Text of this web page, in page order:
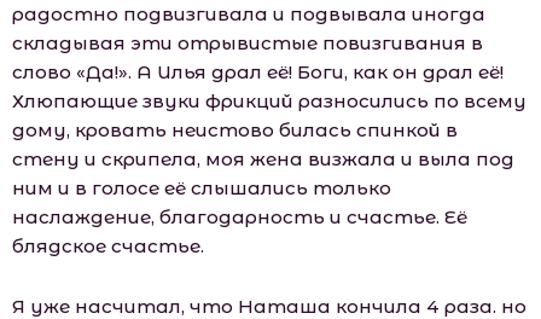
радостно подвизгивала и подвывала иногда
складывая эти отрывистые повизгивания в
слово «Да!». А Илья драл её! Боги, как он драл её!
Хлюпающие звуки фрикций разносились по всему
дому, кровать неистово билась спинкой в
стену и скрипела, моя жена визжала и выла под
ним и в голосе её слышались только
наслаждение, благодарность и счастье. Её
блядское счастье.
Я уже насчитал, что Наташа кончила 4 раза. но